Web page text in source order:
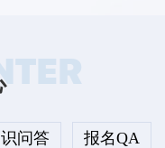
问答 报名QA